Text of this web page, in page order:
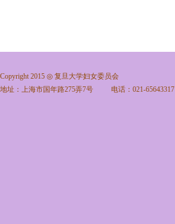
Copyright 2015 ◎ 复旦大学妇女委员会
地址：上海市国年路275弄7号 电话：021-65643317